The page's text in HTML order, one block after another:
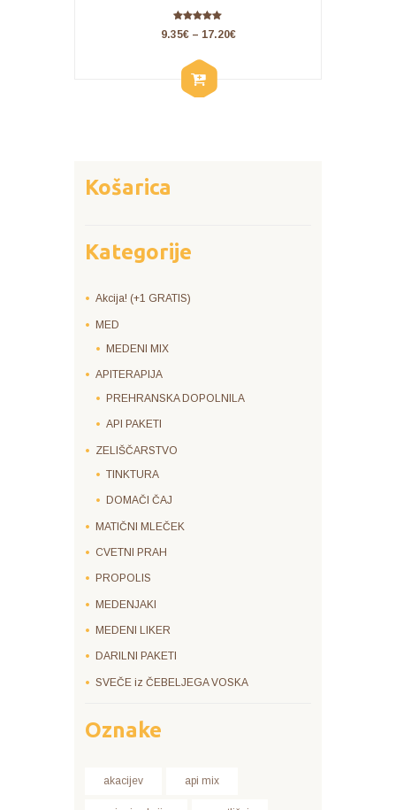
Ocenjeno
5.00
9.35€ – 17.20€
Košarica
Kategorije
Akcija! (+1 GRATIS)
MED
MEDENI MIX
APITERAPIJA
PREHRANSKA DOPOLNILA
API PAKETI
ZELIŠČARSTVO
TINKTURA
DOMAČI ČAJ
MATIČNI MLEČEK
CVETNI PRAH
PROPOLIS
MEDENJAKI
MEDENI LIKER
DARILNI PAKETI
SVEČE iz ČEBELJEGA VOSKA
Oznake
akacijev api mix